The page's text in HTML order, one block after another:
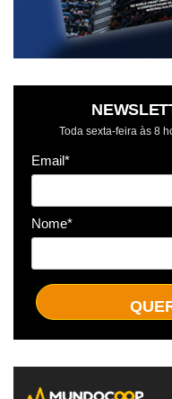
Toda sexta-feira às 8
Email*
Nome*